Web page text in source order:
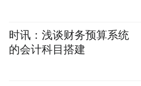
时讯：浅谈财务预算系统
的会计科目搭建